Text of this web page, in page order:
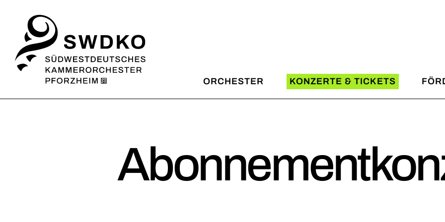
ORCHESTER
Künstlerische Leitung
Artist in Residence
KONZERTE & TICKETS
Abonnementkonzerte
Kinder- & Jugendprogramm
Light and Sound Artist
Musiker
Gastspiele / SWDKO on
Stadtteilkonzerte
Abonnement- und
Konzertarchiv